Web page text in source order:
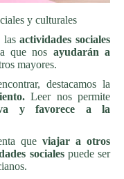
y culturales
lasactividades sociales
que nos ayudarán a
mayores.
destacamos la
Leer nos permite
y favorece a la
queviajar a otros
socialespuede ser